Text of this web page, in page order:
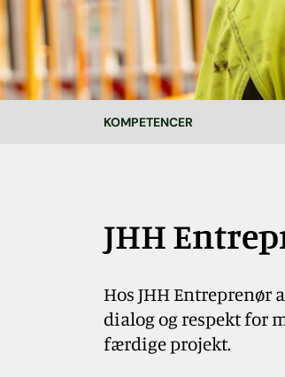
KOMPETENCER
JHH
Hos JHH
dialog og respekt for
færdige projekt.